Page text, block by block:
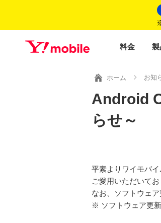
料金 製
ホーム お知
Android
らせ～
平素よりワイモバ
ご愛用いただいて
なお、ソフトウェ
※ ソフトウェア更